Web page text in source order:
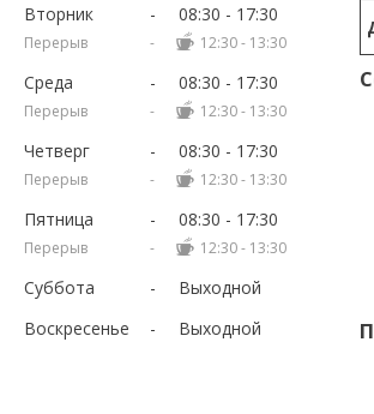
Вторник 08:30 17:30
12:30 13:30
Среда 08:30 17:30
12:30 13:30
Четверг 08:30 17:30
12:30 13:30
Пятница 08:30 17:30
12:30 13:30
Суббота
Выходной
Воскресенье
Выходной